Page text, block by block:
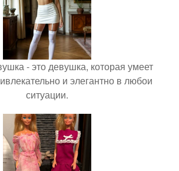
- это девушка, которая умеет
и элегантно в любои
ситуации.